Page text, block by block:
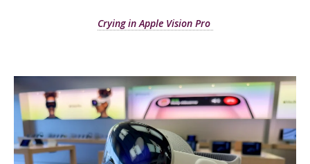
Crying in Apple Vision Pro